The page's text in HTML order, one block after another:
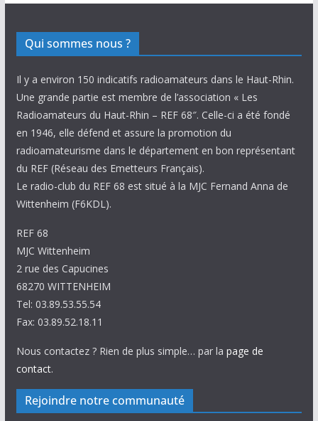
Qui sommes nous ?
Il y a environ 150 indicatifs radioamateurs dans le Haut-Rhin.
Une grande partie est membre de l’association « Les
Radioamateurs du Haut-Rhin – REF 68″. Celle-ci a été fondé
en 1946, elle défend et assure la promotion du
radioamateurisme dans le département en bon représentant
du REF (Réseau des Emetteurs Français).
Le radio-club du REF 68 est situé à la MJC Fernand Anna de
Wittenheim (F6KDL).
REF 68
MJC Wittenheim
2 rue des Capucines
68270 WITTENHEIM
Tel: 03.89.53.55.54
Fax: 03.89.52.18.11
Nous contactez ? Rien de plus simple… par la page de
contact.
Rejoindre notre communauté